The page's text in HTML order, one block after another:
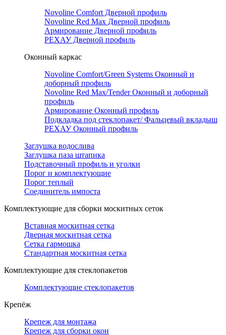
Novoline Comfort Дверной профиль
Novoline Red Мax Дверной профиль
Армирование Дверной профиль
РЕХАУ Дверной профиль
Оконный каркас
Novoline Comfort/Green Systems Оконный и
доборный профиль
Novoline Red Max/Tender Оконный и доборный
профиль
Армирование Оконный профиль
Подкладка под стеклопакет/ Фальцевый вкладыш
РЕХАУ Оконный профиль
Заглушка водослива
Заглушка паза штапика
Подставочный профиль и уголки
Порог и комплектующие
Порог теплый
Соединитель импоста
Комплектующие для сборки москитных сеток
Вставная москитная сетка
Дверная москитная сетка
Сетка гармошка
Стандартная москитная сетка
Комплектующие для стеклопакетов
Комплектующие стеклопакетов
Крепёж
Крепеж для монтажа
Крепеж для сборки окон